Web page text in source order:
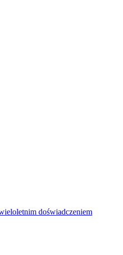
doświadczeniem